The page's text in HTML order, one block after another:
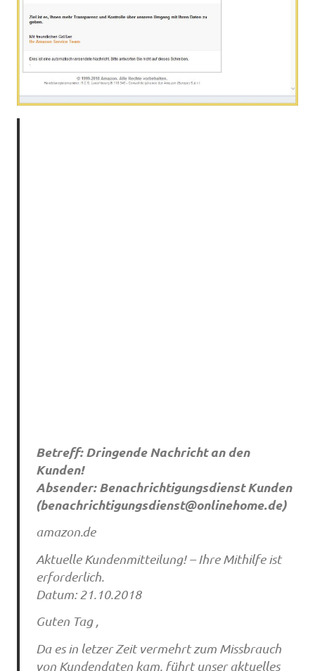
Betreff: Dringende Nachricht an den
Kunden!
Absender: Benachrichtigungsdienst Kunden
(benachrichtigungsdienst@onlinehome.de)
amazon.de
Aktuelle Kundenmitteilung! – Ihre Mithilfe ist
erforderlich.
Datum: 21.10.2018
Guten Tag ,
Da es in letzer Zeit vermehrt zum Missbrauch
von Kundendaten kam, führt unser aktuelles